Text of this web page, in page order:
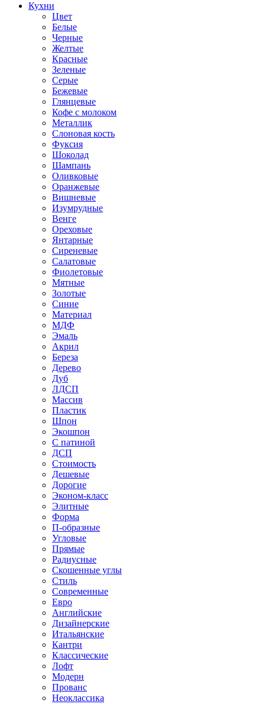
Кухни
Цвет
Белые
Черные
Желтые
Красные
Зеленые
Серые
Бежевые
Глянцевые
Кофе с молоком
Металлик
Слоновая кость
Фуксия
Шоколад
Шампань
Оливковые
Оранжевые
Вишневые
Изумрудные
Венге
Ореховые
Янтарные
Сиреневые
Салатовые
Фиолетовые
Мятные
Золотые
Синие
Материал
МДФ
Эмаль
Акрил
Береза
Дерево
Дуб
ЛДСП
Массив
Пластик
Шпон
Экошпон
С патиной
ДСП
Стоимость
Дешевые
Дорогие
Эконом-класс
Элитные
Форма
П-образные
Угловые
Прямые
Радиусные
Скошенные углы
Стиль
Современные
Евро
Английские
Дизайнерские
Итальянские
Кантри
Классические
Лофт
Модерн
Прованс
Неоклассика